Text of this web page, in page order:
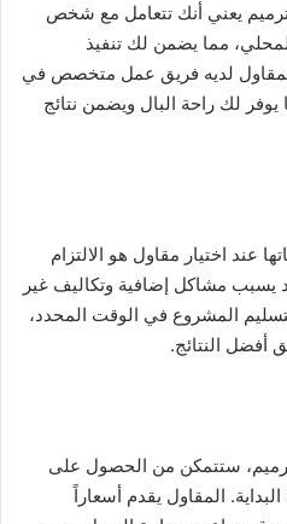
يعني أنك تتعامل مع شخص
مما يضمن لك تنفيذ
لديه فريق عمل متخصص في
يوفر لك راحة البال ويضمن نتائج
عند اختيار مقاول هو الالتزام
يسبب مشاكل إضافية وتكاليف غير
المشروع في الوقت المحدد،
أفضل النتائج.
ستتمكن من الحصول على
المقاول يقدم أسعاراً